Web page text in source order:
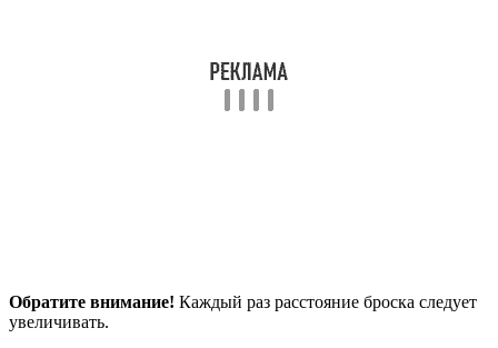
Обратите внимание! Каждый раз расстояние броска следует
увеличивать.